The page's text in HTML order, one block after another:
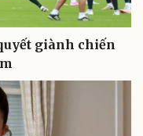
giành chiến